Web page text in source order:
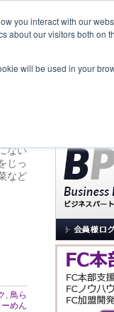
you interact with our
our visitors both on
will be used in your
セミナー＆イベント
ない
じっ
など
, 鳥ら
ーめん